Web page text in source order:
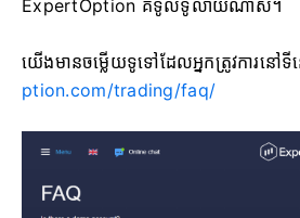
ExpertOption គឺទូលំទូលាយណាស់។
យើងមានចម្លើយទូទៅដែលអ្នកត្រូវការនៅទី
ption.com/trading/faq/